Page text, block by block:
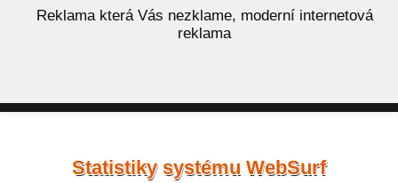
Reklama která Vás nezklame, moderní internetová
reklama
Statistiky systému WebSurf